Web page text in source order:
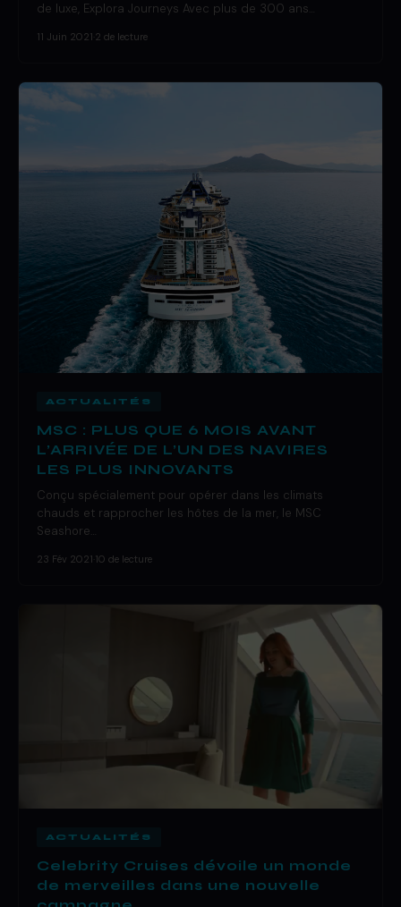
de luxe, Explora Journeys Avec plus de 300 ans…
11 Juin 2021 2 de lecture
ACTUALITÉS
MSC : PLUS QUE 6 MOIS AVANT
L’ARRIVÉE DE L’UN DES NAVIRES
LES PLUS INNOVANTS
Conçu spécialement pour opérer dans les climats
chauds et rapprocher les hôtes de la mer, le MSC
Seashore…
23 Fév 2021 10 de lecture
ACTUALITÉS
Celebrity Cruises dévoile un monde
de merveilles dans une nouvelle